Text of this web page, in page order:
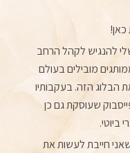
כאן!
להנגיש לקהל הרחב
מובילים בעולם
הבלוג הזה. בעקבותיו
שעוסקת גם כן
ביוטי.
חייבת לעשות את